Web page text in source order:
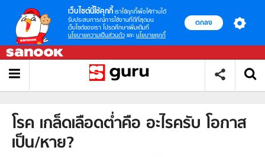
เว็บไซต์นี้ใช้คุกกี้ เราใช้คุกกี้เพื่อให้ท่านได้
รับประสบการณ์การใช้งานที่ดีที่สุดบน
เว็บไซต์ของเรา โปรดศึกษาเพิ่มเติมที่
นโยบายความเป็นส่วนตัว และ นโยบายคุกกี้
ตกลง
โรค เกล็ดเลือดต่ำคือ อะไรครับ โอกาส
เป็น/หาย?